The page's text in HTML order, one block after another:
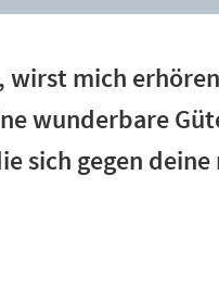
mich
wunderbare
sich gegen